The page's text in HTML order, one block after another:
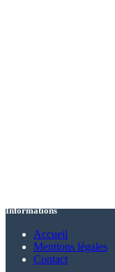
Informations
Accueil
Mentions légales
Contact